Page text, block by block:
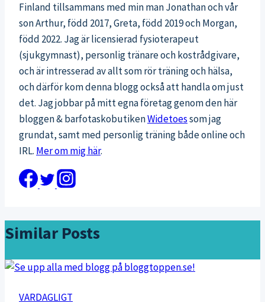
Finland tillsammans med min man Jonathan och vår
son Arthur, född 2017, Greta, född 2019 och Morgan,
född 2022. Jag är licensierad fysioterapeut
(sjukgymnast), personlig tränare och kostrådgivare,
och är intresserad av allt som rör träning och hälsa,
och därför kom denna blogg också att handla om just
det. Jag jobbar på mitt egna företag genom den här
bloggen & barfotaskobutikenWidetoessom jag
grundat, samt med personlig träning både online och
IRL. Mer om mig här.
Similar Posts
VARDAGLIGT